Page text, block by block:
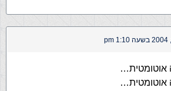
אוטומטית…
אוטומטית…